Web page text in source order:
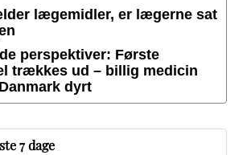
lægemidler, er lægerne sat
perspektiver: Første
trækkes ud – billig medicin
dyrt
7 dage